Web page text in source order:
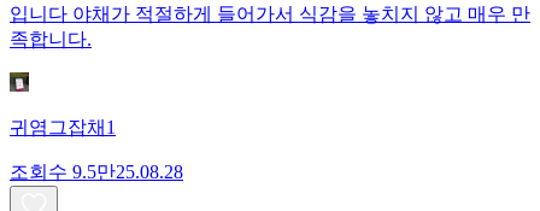
입니다 야채가 적절하게 들어가서 식감을 놓치지 않고 매우 만
족합니다.
귀염그잡채1
조회수 9.5만25.08.28